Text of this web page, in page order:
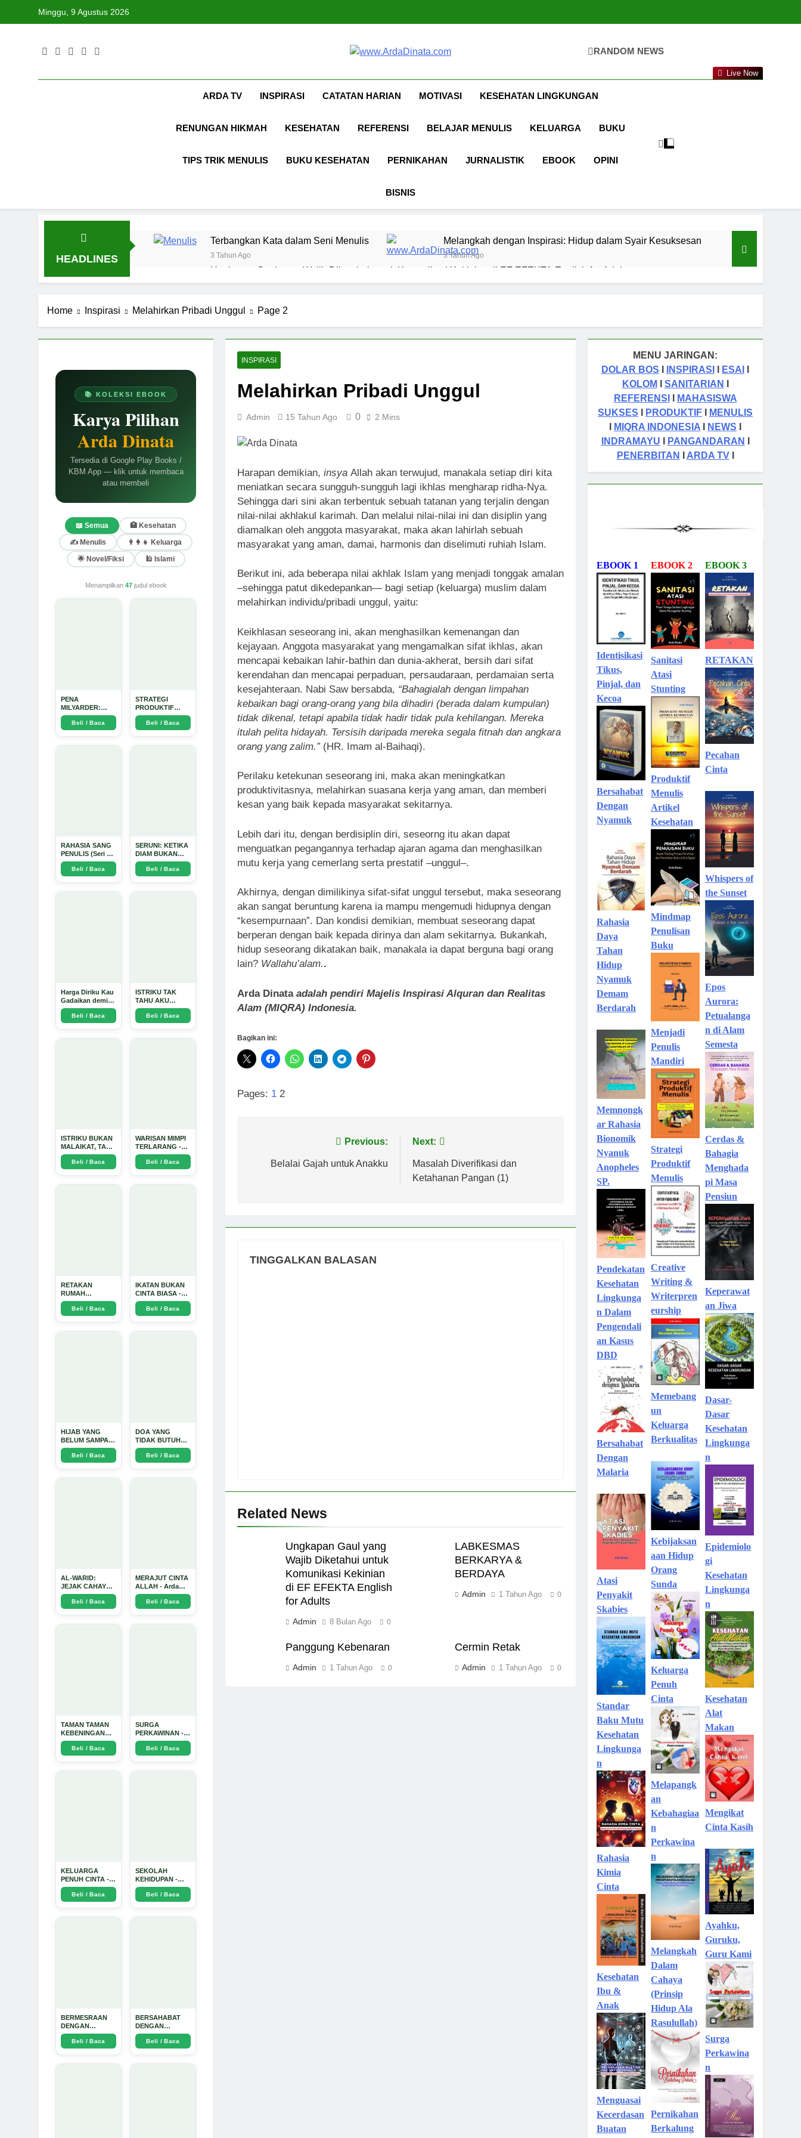
Minggu, 9 Agustus 2026
Www.ArdaDinata.com
RANDOM NEWS
Live Now
ARDA TV INSPIRASI CATATAN HARIAN MOTIVASI KESEHATAN LINGKUNGAN
RENUNGAN HIKMAH KESEHATAN REFERENSI BELAJAR MENULIS KELUARGA BUKU
TIPS TRIK MENULIS BUKU KESEHATAN PERNIKAHAN JURNALISTIK EBOOK OPINI
BISNIS
HEADLINES
Terbangkan Kata dalam Seni Menulis
3 Tahun Ago
Melangkah dengan Inspirasi: Hidup dalam Syair Kesuksesan
3 Tahun Ago
Ungkapan Gaul yang Wajib Diketahui untuk Komunikasi Kekinian di EF EFEKTA English for Adults
8 Bulan Ago
1 Tahun Ago
Kebijaksanaan Digital sebagai Lanskap Pembelajaran Basmalah sebagai Pintu Kehidupan
Gravitasi Ruh
Mindmap Penulisan Buku: Menjemput Era Digital dengan Kata-kata
Memahami Sindrom Geriatri: Tantangan dan Harapan untuk Lansia
Home Inspirasi Melahirkan Pribadi Unggul Page 2
📚 KOLEKSI EBOOK
Karya Pilihan
Arda Dinata
Tersedia di Google Play Books /
KBM App — klik untuk membaca
atau membeli
📖 Semua
🏥 Kesehatan
✍️ Menulis
👨‍👩‍👧 Keluarga
🌟 Novel/Fiksi
🕌 Islami
Menampilkan 47judul ebook
PENA
MILYARDER:
Kisah, Rahasia
Sukses, dan
Panduan Menjadi
Beli / Baca
STRATEGI
PRODUKTIF
MENULIS
UPDATE - Arda
Dinata
Beli / Baca
RAHASIA SANG
PENULIS (Seri 1)
- Arda Dinata
Beli / Baca
SERUNI: KETIKA
DIAM BUKAN
LAGI PILIHAN -
Arda Dinata
Beli / Baca
Harga Diriku Kau
Gadaikan demi
Perempuan Itu -
Arda Dinata
Beli / Baca
ISTRIKU TAK
TAHU AKU
PENGUSAHA
EMAS - Arda
Dinata
Beli / Baca
ISTRIKU BUKAN
MALAIKAT, TAPI
AKU JUGA
TIDAK SUCI -
Beli / Baca
WARISAN MIMPI
TERLARANG -
Arda Dinata
Beli / Baca
RETAKAN
RUMAH
TANGGA:
Sebuah
Perjalanan
Beli / Baca
IKATAN BUKAN
CINTA BIASA -
Arda Dinata
Beli / Baca
HIJAB YANG
BELUM SAMPAI
KE HATI: Ketika
Cinta Seorang
Ustadz Menjadi
Beli / Baca
DOA YANG
TIDAK BUTUH
SINYAL: Kisah
Tiga Jiwa yang
Tersesat di Era AI
Beli / Baca
AL-WARID:
JEJAK CAHAYA
DI ANTARA DUA
ZAMAN - Arda
Dinata
Beli / Baca
MERAJUT CINTA
ALLAH - Arda
Dinata
Beli / Baca
TAMAN TAMAN
KEBENINGAN
HATI - Arda
DinataBeli / Baca
SURGA
PERKAWINAN -
Arda Dinata
Beli / Baca
KELUARGA
PENUH CINTA -
Arda Dinata
Beli / Baca
SEKOLAH
KEHIDUPAN -
Arda Dinata
Beli / Baca
BERMESRAAN
DENGAN
KEBAIKAN - Arda
DinataBeli / Baca
BERSAHABAT
DENGAN
NYAMUK: Jurus
Jitu Atasi
Penyakit
Beli / Baca
INSPIRASI
Melahirkan Pribadi Unggul
Admin 15 Tahun Ago 0 2 Mins
Harapan demikian, insya Allah akan terwujud, manakala setiap diri kita
meniatkan secara sungguh-sungguh lagi ikhlas mengharap ridha-Nya.
Sehingga dari sini akan terbentuk sebuah tatanan yang terjalin dengan
nilai-nilai akhlakul karimah. Dan melalui nilai-nilai ini dan disiplin yang
diamalkan oleh anggota masyarakat, maka akan lahirlah sebuah
masyarakat yang aman, damai, harmonis dan diselimuti ruhiah Islam.
Berikut ini, ada beberapa nilai akhlak Islam yang menjadi tonggak amalan
–sehingga patut dikedepankan— bagi setiap (keluarga) muslim dalam
melahirkan individu/pribadi unggul, yaitu:
Keikhlasan seseorang ini, akan menghasilkan kemenangan dan
kejayaan. Anggota masyarakat yang mengamalkan sifat ikhlas, akan
mencapai kebaikan lahir-bathin dan dunia-akherat, bersih dari sifat
kerendahan dan mencapai perpaduan, persaudaraan, perdamaian serta
kesejahteraan. Nabi Saw bersabda, “Bahagialah dengan limpahan
kebaikan bagi orang-orang yang bila dihadiri (berada dalam kumpulan)
tidak dikenal, tetapi apabila tidak hadir tidak pula kehilangan. Mereka
itulah pelita hidayah. Tersisih daripada mereka segala fitnah dan angkara
orang yang zalim.” (HR. Imam al-Baihaqi).
Perilaku ketekunan seseorang ini, maka akan meningkatkan
produktivitasnya, melahirkan suasana kerja yang aman, dan memberi
kesan yang baik kepada masyarakat sekitarnya.
Lebih dari itu, dengan berdisiplin diri, seseorng itu akan dapat
menguatkan pegangannya terhadap ajaran agama dan menghasilkan
mutu kerja yang cemerlang serta prestatif –unggul–.
Akhirnya, dengan dimilikinya sifat-sifat unggul tersebut, maka seseorang
akan sangat beruntung karena ia mampu mengemudi hidupnya dengan
“kesempurnaan”. Dan kondisi demikian, membuat seseorang dapat
berperan dengan baik kepada dirinya dan alam sekitarnya. Bukankah,
hidup seseorang dikatakan baik, manakala ia dapat berguna bagi orang
lain? Wallahu’alam..
Arda Dinataadalah pendiri Majelis Inspirasi Alquran dan Realitas
Alam (MIQRA) Indonesia.
Bagikan ini:
Pages: 1 2
pos
Previous:
Belalai Gajah untuk Anakku
Next:
Masalah Diverifikasi dan
Ketahanan Pangan (1)
TINGGALKAN BALASAN
Related News
Ungkapan Gaul yang
Wajib Diketahui untuk
Komunikasi Kekinian
di EF EFEKTA English
for Adults
Admin 8 Bulan Ago 0
LABKESMAS
BERKARYA &
BERDAYA
Admin 1 Tahun Ago 0
Panggung Kebenaran
Admin 1 Tahun Ago 0
Cermin Retak
Admin 1 Tahun Ago 0
MENU JARINGAN:
DOLAR BOS
INSPIRASI ESAI
KOLOM
SANITARIAN
REFERENSI
MAHASISWA
SUKSES
PRODUKTIF
MENULIS
MIQRA INDONESIA NEWS
INDRAMAYU
PANGANDARAN
PENERBITAN
ARDA TVI
EBOOK 1
Identisikasi
Tikus,
Pinjal, dan
Kecoa
Bersahabat
Dengan
Nyamuk
Rahasia
Daya
Tahan
Hidup
Nyamuk
Demam
Berdarah
Memnongk
ar Rahasia
Bionomik
Nyanuk
Anopheles
SP.
Pendekatan
Kesehatan
Lingkunga
n Dalam
Pengendali
an Kasus
DBD
Bersahabat
Dengan
Malaria
Atasi
Penyakit
Skabies
Standar
Baku Mutu
Kesehatan
Lingkunga
n
Rahasia
Kimia
Cinta
Kesehatan
Ibu &
Anak
Menguasai
Kecerdasan
Buatan
EBOOK 2
Sanitasi
Atasi
Stunting
Produktif
Menulis
Artikel
Kesehatan
Mindmap
Penulisan
Buku
Menjadi
Penulis
Mandiri
Strategi
Produktif
Menulis
Creative
Writing &
Writerpren
eurship
Memebang
un
Keluarga
Berkualitas
Kebijaksan
aan Hidup
Orang
Sunda
Keluarga
Penuh
Cinta
Melapangk
an
Kebahagiaa
n
Perkawina
n
Melangkah
Dalam
Cahaya
(Prinsip
Hidup Ala
Rasulullah)
Pernikahan
Berkalung
EBOOK 3
RETAKAN
Pecahan
Cinta
Whispers of
the Sunset
Epos
Aurora:
Petualanga
n di Alam
Semesta
Cerdas &
Bahagia
Menghada
pi Masa
Pensiun
Keperawat
an Jiwa
Dasar-
Dasar
Kesehatan
Lingkunga
n
Epidemiolo
gi
Kesehatan
Lingkunga
n
Kesehatan
Alat
Makan
Mengikat
Cinta Kasih
Ayahku,
Guruku,
Guru Kami
Surga
Perkawina
n